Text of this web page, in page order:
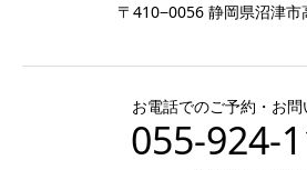
〒410−0056 静岡県沼津市
お電話でのご予約・お
055-924-